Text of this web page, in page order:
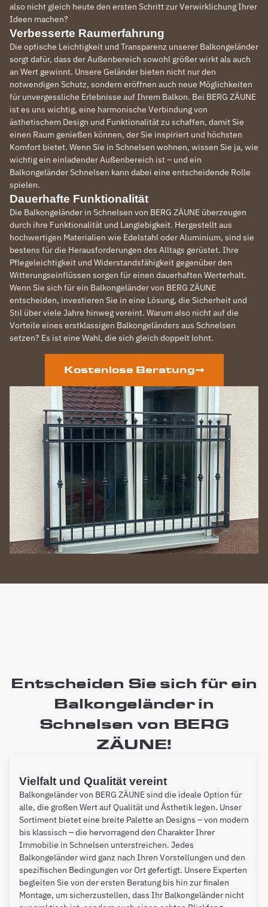
also nicht gleich heute den ersten Schritt zur Verwirklichung Ihrer
Ideen machen?
Verbesserte Raumerfahrung
Die optische Leichtigkeit und Transparenz unserer Balkongeländer
sorgt dafür, dass der Außenbereich sowohl größer wirkt als auch
an Wert gewinnt. Unsere Geländer bieten nicht nur den
notwendigen Schutz, sondern eröffnen auch neue Möglichkeiten
für unvergessliche Erlebnisse auf Ihrem Balkon. Bei BERG ZÄUNE
ist es uns wichtig, eine harmonische Verbindung von
ästhetischem Design und Funktionalität zu schaffen, damit Sie
einen Raum genießen können, der Sie inspiriert und höchsten
Komfort bietet. Wenn Sie in Schnelsen wohnen, wissen Sie ja, wie
wichtig ein einladender Außenbereich ist – und ein
Balkongeländer Schnelsen kann dabei eine entscheidende Rolle
spielen.
Dauerhafte Funktionalität
Die Balkongeländer in Schnelsen von BERG ZÄUNE überzeugen
durch ihre Funktionalität und Langlebigkeit. Hergestellt aus
hochwertigen Materialien wie Edelstahl oder Aluminium, sind sie
bestens für die Herausforderungen des Alltags gerüstet. Ihre
Pflegeleichtigkeit und Widerstandsfähigkeit gegenüber den
Witterungseinflüssen sorgen für einen dauerhaften Werterhalt.
Wenn Sie sich für ein Balkongeländer von BERG ZÄUNE
entscheiden, investieren Sie in eine Lösung, die Sicherheit und
Stil über viele Jahre hinweg vereint. Warum also nicht auf die
Vorteile eines erstklassigen Balkongeländers aus Schnelsen
setzen? Es ist eine Wahl, die sich gleich doppelt lohnt.
Kostenlose Beratung
Entscheiden Sie sich für ein
Balkongeländer in
Schnelsen von BERG
ZÄUNE!
Vielfalt und Qualität vereint
Balkongeländer von BERG ZÄUNE sind die ideale Option für
alle, die großen Wert auf Qualität und Ästhetik legen. Unser
Sortiment bietet eine breite Palette an Designs – von modern
bis klassisch – die hervorragend den Charakter Ihrer
Immobilie in Schnelsen unterstreichen. Jedes
Balkongeländer wird ganz nach Ihren Vorstellungen und den
spezifischen Bedingungen vor Ort gefertigt. Unsere Experten
begleiten Sie von der ersten Beratung bis hin zur finalen
Montage, um sicherzustellen, dass Ihr Balkongeländer nicht